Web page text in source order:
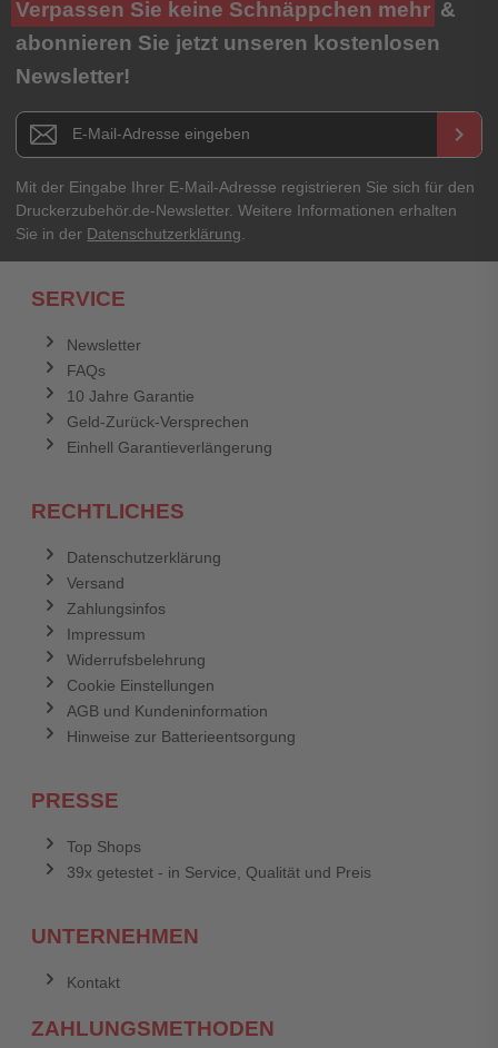
Verpassen Sie keine Schnäppchen mehr &
abonnieren Sie jetzt unseren kostenlosen
Newsletter!
Newsletter E-Mail Adresse keyboard_arrow_right
Mit der Eingabe Ihrer E-Mail-Adresse registrieren Sie sich für den
Druckerzubehör.de-Newsletter. Weitere Informationen erhalten
Sie in der Datenschutzerklärung
SERVICE
Newsletter
FAQs
10 Jahre Garantie
Geld-Zurück-Versprechen
Einhell Garantieverlängerung
RECHTLICHES
Datenschutzerklärung
Versand
Zahlungsinfos
Impressum
Widerrufsbelehrung
Cookie Einstellungen
AGB und Kundeninformation
Hinweise zur Batterieentsorgung
PRESSE
Top Shops
39x getestet - in Service, Qualität und Preis
UNTERNEHMEN
Kontakt
ZAHLUNGSMETHODEN